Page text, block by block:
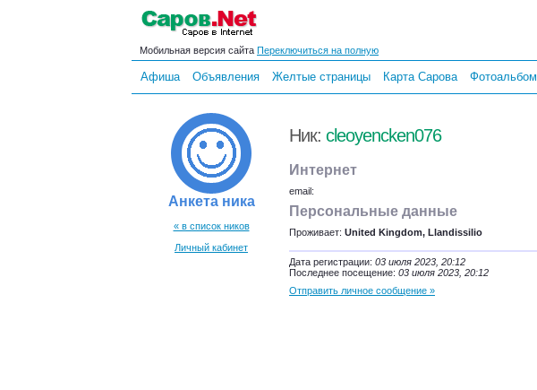
Мобильная версия сайта Переключиться на полную
Афиша Объявления Желтые страницы Карта Сарова Фотоальбом
Анкета ника
« в список ников
Личный кабинет
Ник: cleoyencken076
Интернет
email:
Персональные данные
Проживает: United Kingdom, Llandissilio
Дата регистрации: 03 июля 2023, 20:12
Последнее посещение: 03 июля 2023, 20:12
Отправить личное сообщение »